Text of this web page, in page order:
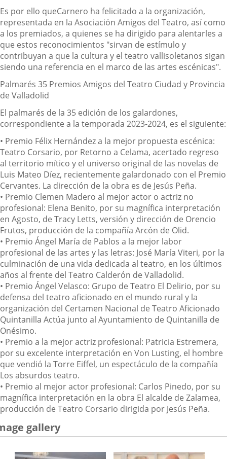
Es por ello queCarnero ha felicitado a la organización,
representada en la Asociación Amigos del Teatro, así como
a los premiados, a quienes se ha dirigido para alentarles a
que estos reconocimientos "sirvan de estímulo y
contribuyan a que la cultura y el teatro vallisoletanos sigan
siendo una referencia en el marco de las artes escénicas".
Palmarés 35 Premios Amigos del Teatro Ciudad y Provincia
de Valladolid
El palmarés de la 35 edición de los galardones,
correspondiente a la temporada 2023-2024, es el siguiente:
• Premio Félix Hernández a la mejor propuesta escénica:
Teatro Corsario, por Retorno a Celama, acertado regreso
al territorio mítico y el universo original de las novelas de
Luis Mateo Díez, recientemente galardonado con el Premio
Cervantes. La dirección de la obra es de Jesús Peña.
• Premio Clemen Madero al mejor actor o actriz no
profesional: Elena Benito, por su magnífica interpretación
en Agosto, de Tracy Letts, versión y dirección de Orencio
Frutos, producción de la compañía Arcón de Olid.
• Premio Ángel María de Pablos a la mejor labor
profesional de las artes y las letras: José María Viteri, por la
culminación de una vida dedicada al teatro, en los últimos
años al frente del Teatro Calderón de Valladolid.
• Premio Ángel Velasco: Grupo de Teatro El Delirio, por su
defensa del teatro aficionado en el mundo rural y la
organización del Certamen Nacional de Teatro Aficionado
Quintanilla Actúa junto al Ayuntamiento de Quintanilla de
Onésimo.
• Premio a la mejor actriz profesional: Patricia Estremera,
por su excelente interpretación en Von Lusting, el hombre
que vendió la Torre Eiffel, un espectáculo de la compañía
Los absurdos teatro.
• Premio al mejor actor profesional: Carlos Pinedo, por su
magnífica interpretación en la obra El alcalde de Zalamea,
producción de Teatro Corsario dirigida por Jesús Peña.
gallery